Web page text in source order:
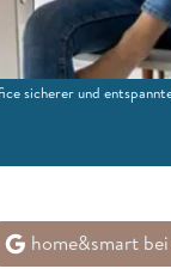
sicherer und
home&smart